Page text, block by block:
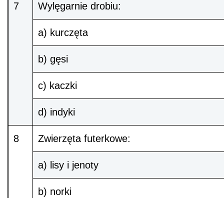
7 Wylęgarnie drobiu:
a) kurczęta
b) gęsi
c) kaczki
d) indyki
8 Zwierzęta futerkowe:
a) lisy i jenoty
b) norki